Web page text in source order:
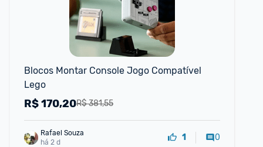
Blocos Montar Console Jogo Compatível
Lego
R$ 381,55
R$170,20
Rafael Souza
há 2 d
1 0